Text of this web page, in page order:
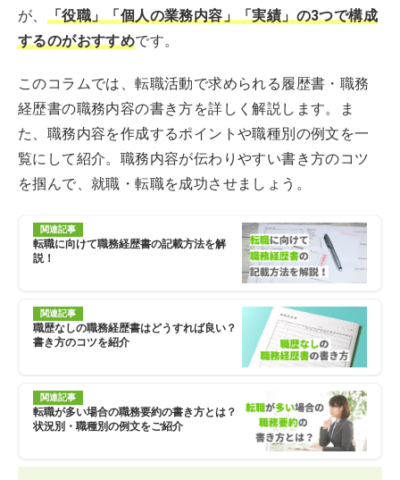
が、 「役職」「個人の業務内容」「実績」の3つで構成
するのがおすすめです。
このコラムでは、転職活動で求められる履歴書・職務
経歴書の職務内容の書き方を詳しく解説します。ま
た、職務内容を作成するポイントや職種別の例文を一
覧にして紹介。職務内容が伝わりやすい書き方のコツ
を掴んで、就職・転職を成功させましょう。
関連記事
転職に向けて職務経歴書の記載方法を解
説！
関連記事
職歴なしの職務経歴書はどうすれば良い？
書き方のコツを紹介
関連記事
転職が多い場合の職務要約の書き方とは？
状況別・職種別の例文をご紹介